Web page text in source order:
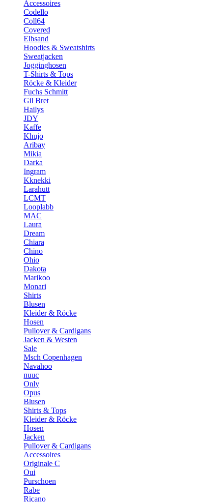
Accessoires
Codello
Coll64
Covered
Elbsand
Hoodies & Sweatshirts
Sweatjacken
Jogginghosen
T-Shirts & Tops
Röcke & Kleider
Fuchs Schmitt
Gil Bret
Hailys
JDY
Kaffe
Khujo
Aribay
Mikia
Darka
Ingram
Kknekki
Larahutt
LCMT
Looplabb
MAC
Laura
Dream
Chiara
Chino
Ohio
Dakota
Marikoo
Monari
Shirts
Blusen
Kleider & Röcke
Hosen
Pullover & Cardigans
Jacken & Westen
Sale
Msch Copenhagen
Navahoo
nuuc
Only
Opus
Blusen
Shirts & Tops
Kleider & Röcke
Hosen
Jacken
Pullover & Cardigans
Accessoires
Originale C
Oui
Purschoen
Rabe
Ricano